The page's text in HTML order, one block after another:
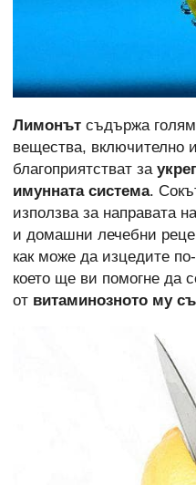
Лимонът съдържа
вещества, включително и
благоприятстват за
имунната система.
използва за направата
и домашни лечебни
как може да изцедите
което ще ви помогне да
от витаминозното му